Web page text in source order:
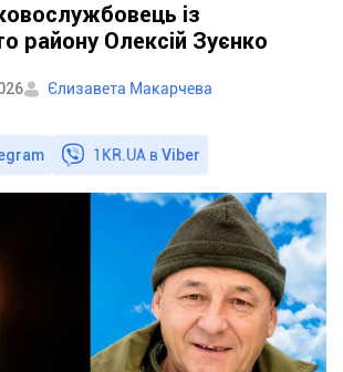
із
району Олексій Зуєнко
Єлизавета Макарчева
1KR.UA вViber